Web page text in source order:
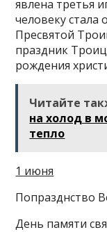
явлена третья
человеку
Пресвятой
праздник
рождения
Читайте
на холод в
тепло
1 июня
Попразднство
День памяти